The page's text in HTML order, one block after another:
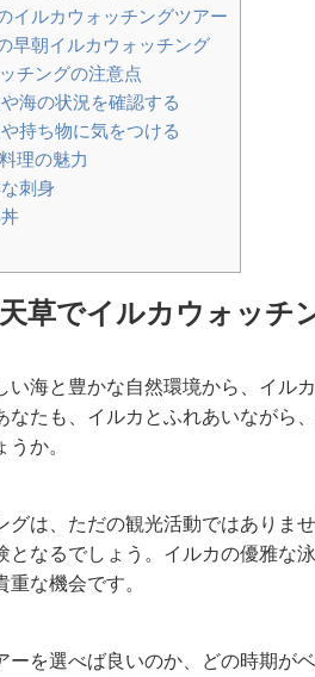
イルカウォッチングツアー
早朝イルカウォッチング
チングの注意点
海の状況を確認する
持ち物に気をつける
理の魅力
刺身
天草でイルカウォッチ
い海と豊かな自然環境から、イル
なたも、イルカとふれあいながら
か。
グは、ただの観光活動ではありま
となるでしょう。イルカの優雅な
重な機会です。
ーを選べば良いのか、どの時期が